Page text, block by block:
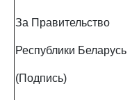
За Правительство
Республики Беларусь
(Подпись)